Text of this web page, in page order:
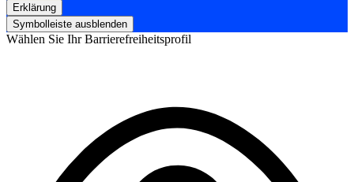
Erklärung
Symbolleiste ausblenden
Wählen Sie Ihr Barrierefreiheitsprofil